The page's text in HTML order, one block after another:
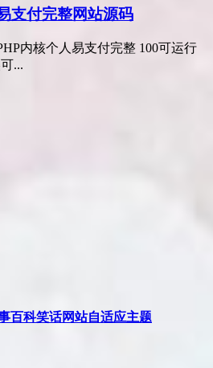
支付完整网站源码
内核个人易支付完整 100可运行
...
百科笑话网站自适应主题